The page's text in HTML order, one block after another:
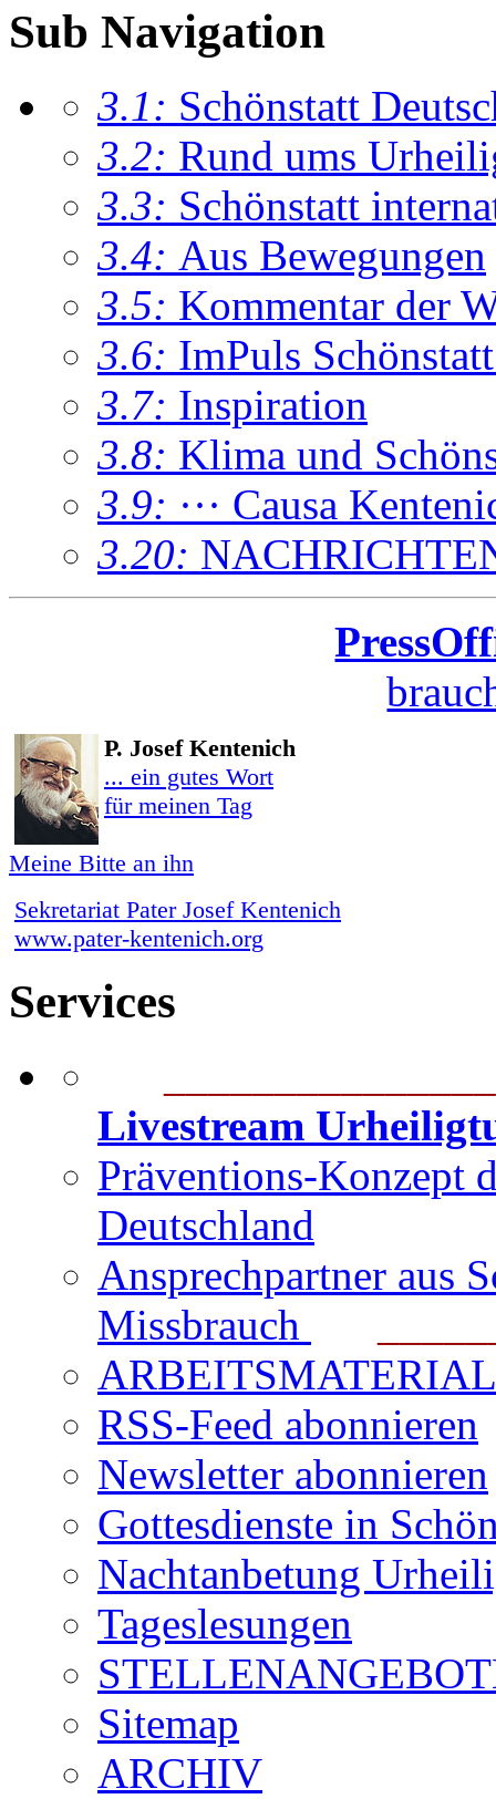
Sub Navigation
3.1: Schönstatt
3.2: Rund ums
3.3: Schönstatt
3.4: Aus Bewegungen
3.5: Kommentar der
3.6: ImPuls
3.7: Inspiration
3.8: Klima und
3.9: ··· Causa
3.20:
P. Josef Kentenich
... ein gutes Wort
für meinen Tag
Meine Bitte an ihn
Sekretariat Pater Josef Kentenich
www.pater-kentenich.org
Services
Livestream
Präventions-Konzept
Deutschland
Ansprechpartner aus
Missbrauch
ARBEITSMATERIAL
RSS-Feed abonnieren
Newsletter abonnieren
Gottesdienste in
Nachtanbetung
Tageslesungen
Sitemap
ARCHIV